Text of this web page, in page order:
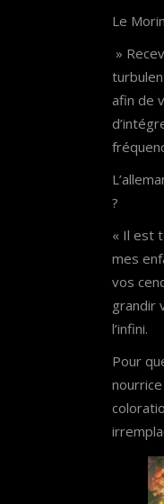
Le
»
afin de
?
« Il est
mes
vos
grandir
l’infini.
Pour